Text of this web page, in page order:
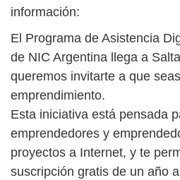
información:
El Programa de Asistencia
de NIC Argentina llega a
queremos invitarte a que
emprendimiento.
Esta iniciativa está pensada
emprendedores y
proyectos a Internet, y te
suscripción gratis de un año